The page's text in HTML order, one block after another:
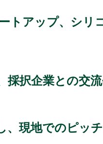
トアップ、シリ
採択企業との交
、現地でのピッ